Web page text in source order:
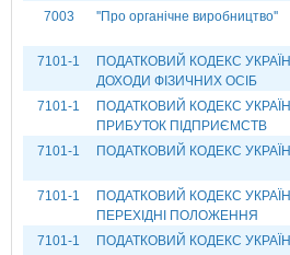
7003 ''Про органічне виробництво''
7101-1
ПОДАТКОВИЙ КОДЕКС
ДОХОДИ ФІЗИЧНИХ ОСІБ
7101-1
ПОДАТКОВИЙ КОДЕКС
ПРИБУТОК ПІДПРИЄМСТВ
7101-1
ПОДАТКОВИЙ КОДЕКС
7101-1
ПОДАТКОВИЙ КОДЕКС
ПЕРЕХІДНІ ПОЛОЖЕННЯ
7101-1
ПОДАТКОВИЙ КОДЕКС